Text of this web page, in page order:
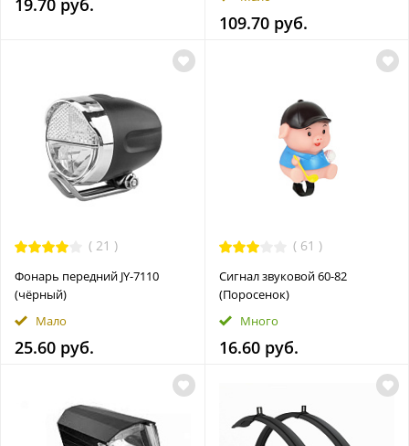
19.70 руб.
109.70 руб.
( 21 )
Фонарь передний JY-7110
(чёрный)
Мало
25.60 руб.
(61 )
Сигнал звуковой 60-82
(Поросенок)
Много
16.60 руб.